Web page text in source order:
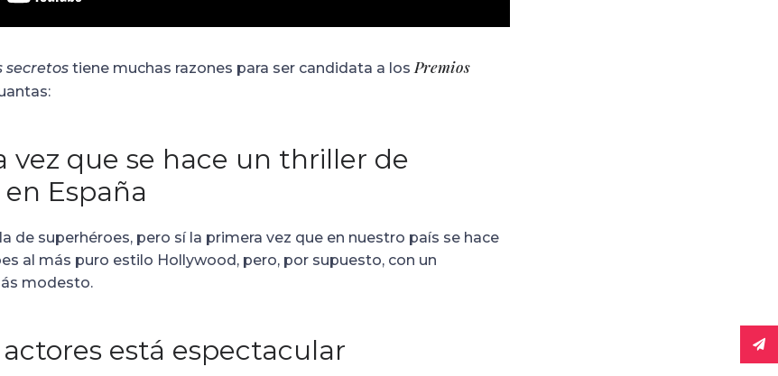
secretos tiene muchas razones para ser candidata a losPremios
vez que se hace un thriller de
España
de superhéroes, pero sí la primera vez que en nuestro país se hace
al más puro estilo Hollywood, pero, por supuesto, con un
modesto.
está espectacular